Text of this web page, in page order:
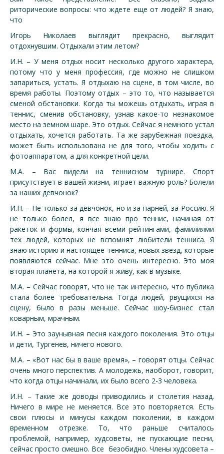
риторические вопросы: что ждете еще от людей? Я знаю,
что
Игорь Николаев выглядит прекрасно, выглядит
отдохнувшим. Отдыхали этим летом?
И.Н. – У меня отдых носит несколько другого характера,
потому что у меня профессия, где можно не слишком
запариться, устать. Я отдыхаю на сцене, в том числе, во
время работы. Поэтому отдых – это то, что называется
сменой обстановки. Когда ты можешь отдыхать, играя в
теннис, сменив обстановку, узнав какое-то незнакомое
место на земном шаре. Это отдых. Сейчас я немного устал
отдыхать, хочется работать. Та же зарубежная поездка,
может быть использована не для того, чтобы ходить с
фотоаппаратом, а для конкретной цели.
М.А. – Вас видели на теннисном турнире. Спорт
присутствует в вашей жизни, играет важную роль? Болели
за наших девчонок?
И.Н. – Не только за девчонок, но и за парней, за Россию. Я
не только болел, я все знаю про теннис, начиная от
ракеток и формы, кончая всеми рейтингами, фамилиями
тех людей, которых не вспомнят любители тенниса. Я
знаю историю и настоящее тенниса, новых звезд, которые
появляются сейчас. Мне это очень интересно. Это моя
вторая планета, на которой я живу, как в музыке.
М.А. – Сейчас говорят, что не так интересно, что публика
стала более требовательна. Тогда людей, рвущихся на
сцену, было в разы меньше. Сейчас шоу-бизнес стал
коварным, мрачным.
И.Н. – Это заунывная песня каждого поколения. Это отцы
и дети, Тургенев, ничего нового.
М.А. – «Вот нас бы в ваше время», – говорят отцы. Сейчас
очень много перспектив. А молодежь, наоборот, говорит,
что когда отцы начинали, их было всего 2-3 человека.
И.Н. – Такие же доводы приводились и столетия назад.
Ничего в мире не меняется. Все это повторяется. Есть
свои плюсы и минусы каждом поколении, в каждом
временном отрезке. То, что раньше считалось
проблемой, например, худсоветы, не пускающие песни,
сейчас просто смешно. Все безобидно. Члены худсовета –